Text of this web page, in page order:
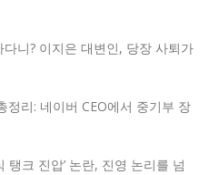
니? 이지은 대변인, 당장 사퇴가
리: 네이버 CEO에서 중기부 장
탱크 진압’ 논란, 진영 논리를 넘